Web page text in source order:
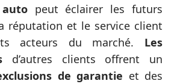
autopeut éclairer les futurs
réputation et le service client
acteurs du marché. Les
d’autres clients offrent un
de garantie et des